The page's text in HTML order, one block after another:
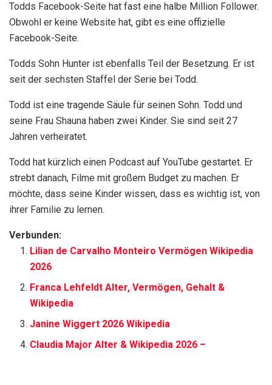
Todds Facebook-Seite hat fast eine halbe Million Follower.
Obwohl er keine Website hat, gibt es eine offizielle
Facebook-Seite.
Todds Sohn Hunter ist ebenfalls Teil der Besetzung. Er ist
seit der sechsten Staffel der Serie bei Todd.
Todd ist eine tragende Säule für seinen Sohn. Todd und
seine Frau Shauna haben zwei Kinder. Sie sind seit 27
Jahren verheiratet.
Todd hat kürzlich einen Podcast auf YouTube gestartet. Er
strebt danach, Filme mit großem Budget zu machen. Er
möchte, dass seine Kinder wissen, dass es wichtig ist, von
ihrer Familie zu lernen.
Verbunden:
Lilian de Carvalho Monteiro Vermögen Wikipedia
2026
Franca Lehfeldt Alter, Vermögen, Gehalt &
Wikipedia
Janine Wiggert 2026 Wikipedia
Claudia Major Alter & Wikipedia 2026 –